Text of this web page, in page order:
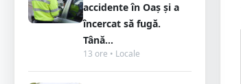
accidente în Oaș și a
încercat să fugă.
Tână...
13 ore • Locale